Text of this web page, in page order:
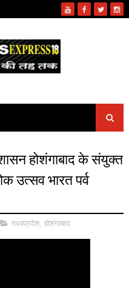
होशंगाबाद के संयुक्त
उत्सव भारत पर्व
मध्यप्रदेश, होशंगाबाद